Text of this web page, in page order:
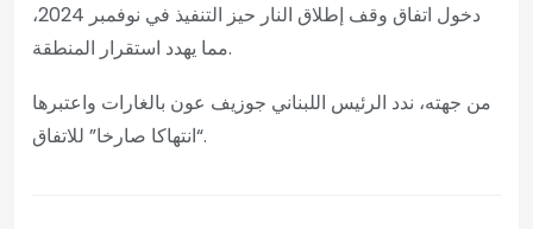
دخول اتفاق وقف إطلاق النار حيز التنفيذ في نوفمبر 2024،
مما يهدد استقرار المنطقة.
من جهته، ندد الرئيس اللبناني جوزيف عون بالغارات واعتبرها
“انتهاكا صارخا” للاتفاق.